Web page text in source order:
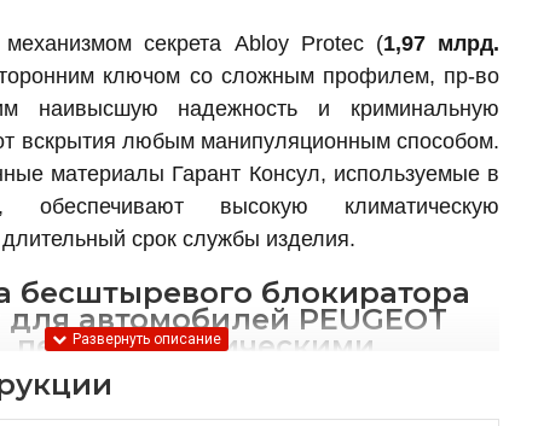
механизмом секрета Abloy Protec (1,97 млрд.
ключом со сложным профилем, пр-во
наивысшую надежность и криминальную
вскрытия любым манипуляционным способом.
материалы Гарант Консул, используемые в
обеспечивают высокую климатическую
длительный срок службы изделия.
бесштыревого блокиратора
для автомобилей PEUGEOT
перед механическими
КПП других